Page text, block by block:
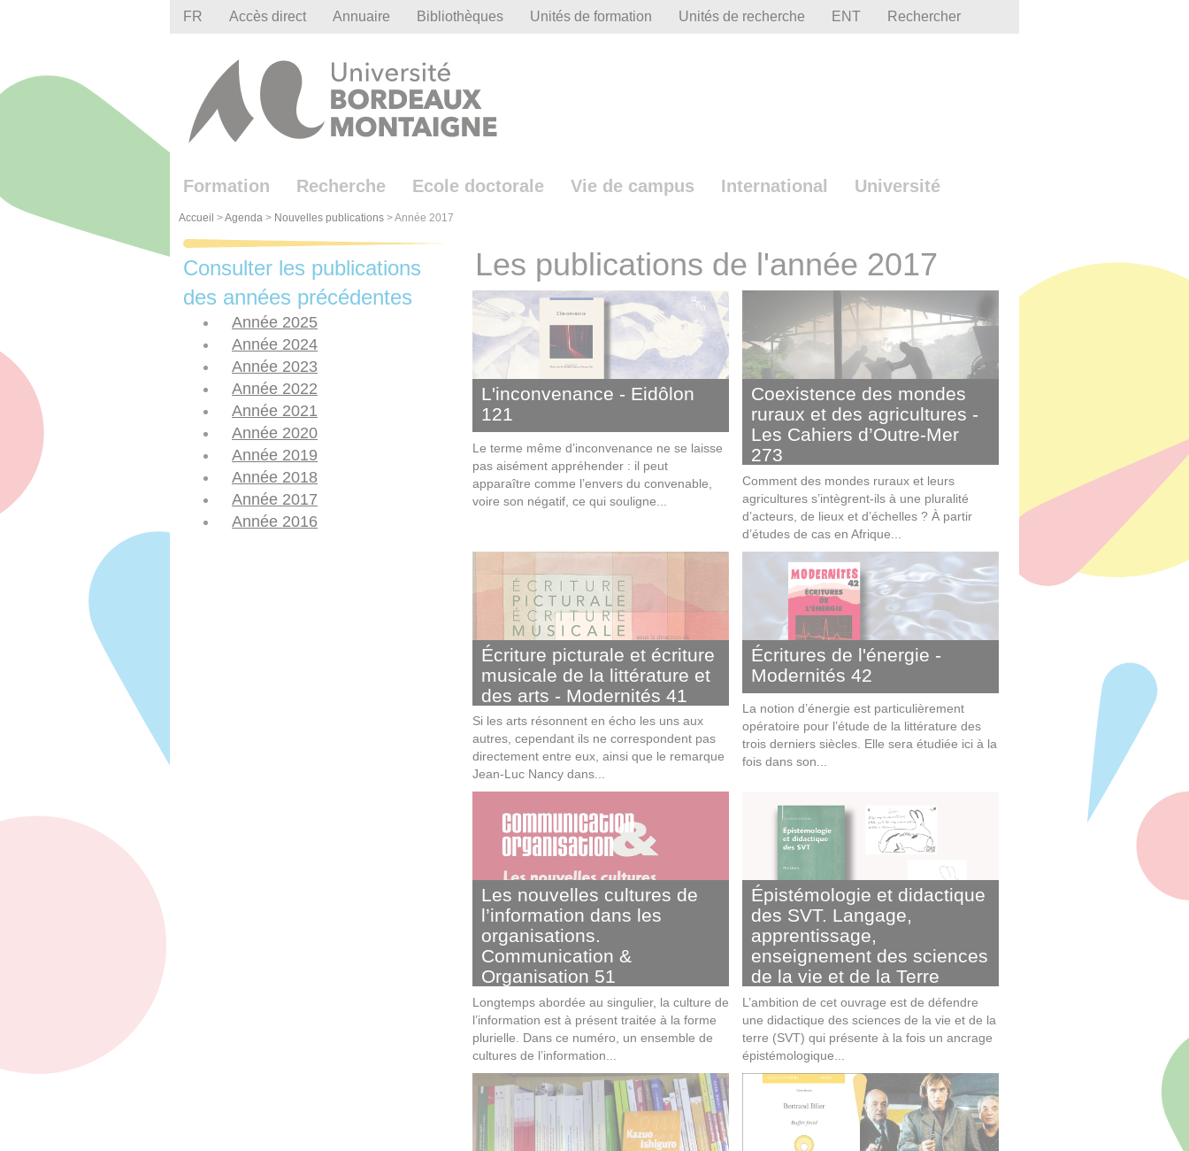
FR Accès direct Annuaire Bibliothèques Unités de formation Unités de recherche ENT Rechercher
Formation Recherche Ecole doctorale Vie de campus International Université
Accueil >Agenda > Nouvelles publications >Année 2017
Les publications de l'année 2017
L'inconvenance - Eidôlon
121
Le terme même d’inconvenance ne se laisse
pas aisément appréhender : il peut
apparaître comme l’envers du convenable,
voire son négatif, ce qui souligne...
Coexistence des mondes
ruraux et des agricultures -
Les Cahiers d’Outre-Mer
273
Comment des mondes ruraux et leurs
agricultures s’intègrent-ils à une pluralité
d’acteurs, de lieux et d’échelles ? À partir
d’études de cas en Afrique...
Écriture picturale et écriture
musicale de la littérature et
des arts - Modernités 41
Si les arts résonnent en écho les uns aux
autres, cependant ils ne correspondent pas
directement entre eux, ainsi que le remarque
Jean-Luc Nancy dans...
Écritures de l'énergie -
Modernités 42
La notion d’énergie est particulièrement
opératoire pour l’étude de la littérature des
trois derniers siècles. Elle sera étudiée ici à la
fois dans son...
Les nouvelles cultures de
l’information dans les
organisations.
Communication &
Organisation 51
Longtemps abordée au singulier, la culture de
l’information est à présent traitée à la forme
plurielle. Dans ce numéro, un ensemble de
cultures de l’information...
Épistémologie et didactique
des SVT. Langage,
apprentissage,
enseignement des sciences
de la vie et de la Terre
L’ambition de cet ouvrage est de défendre
une didactique des sciences de la vie et de la
terre (SVT) qui présente à la fois un ancrage
épistémologique...
Consulter les publications
des années précédentes
Année 2025
Année 2024
Année 2023
Année 2022
Année 2021
Année 2020
Année 2019
Année 2018
Année 2017
Année 2016